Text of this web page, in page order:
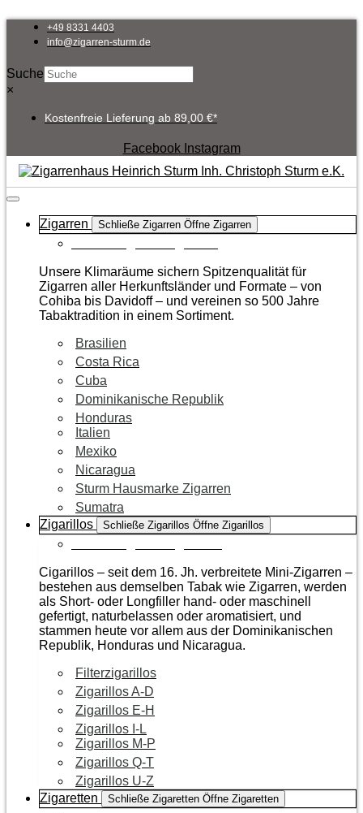
Inhalt
springen
+49 8331 4403
info@zigarren-sturm.de
Suche
×
Kostenfreie Lieferung ab 89,00 €*
Facebook Instagram
Zigarren Schließe Zigarren Öffne Zigarren
Unsere Klimaräume sichern Spitzenqualität für
Zigarren aller Herkunftsländer und Formate – von
Cohiba bis Davidoff – und vereinen so 500 Jahre
Tabaktradition in einem Sortiment.
Brasilien
Costa Rica
Cuba
Dominikanische Republik
Honduras
Italien
Mexiko
Nicaragua
Sturm Hausmarke Zigarren
Sumatra
Zigarillos
Schließe Zigarillos Öffne Zigarillos
Cigarillos – seit dem 16. Jh. verbreitete Mini-Zigarren –
bestehen aus demselben Tabak wie Zigarren, werden
als Short- oder Longfiller hand- oder maschinell
gefertigt, naturbelassen oder aromatisiert, und
stammen heute vor allem aus der Dominikanischen
Republik, Honduras und Nicaragua.
Filterzigarillos
Zigarillos A-D
Zigarillos E-H
Zigarillos I-L
Zigarillos M-P
Zigarillos Q-T
Zigarillos U-Z
Zigaretten
Schließe Zigaretten Öffne Zigaretten